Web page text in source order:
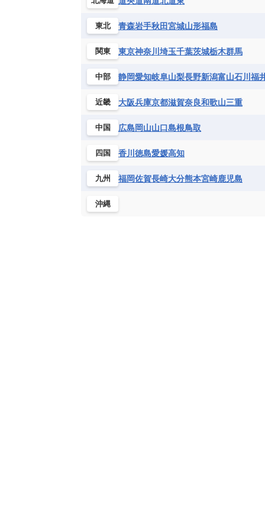
東北 青森岩手秋田宮城山形福島
関東 東京神奈川 埼玉千葉茨城栃木群馬
中部 静岡愛知岐阜山梨長野新潟富山石川 福
近畿 大阪兵庫京都滋賀奈良和歌山三重
中国 広島岡山山口島根鳥取
四国 香川 徳島愛媛高知
九州 福岡佐賀長崎大分熊本宮崎鹿児島
沖縄